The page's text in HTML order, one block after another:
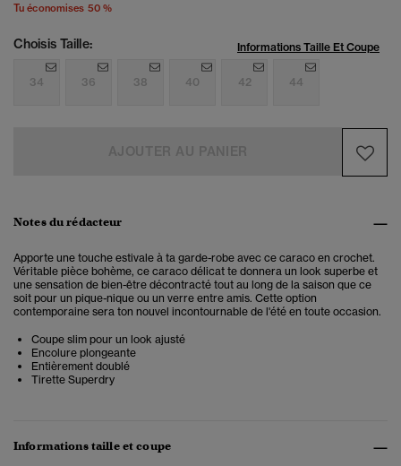
Tu économises 50 %
Choisis Taille: Informations Taille Et Coupe
34 36 38 40 42 44
Notes du rédacteur
Apporte une touche estivale à ta garde-robe avec ce caraco en crochet.
Véritable pièce bohème, ce caraco délicat te donnera un look superbe et
une sensation de bien-être décontracté tout au long de la saison que ce
soit pour un pique-nique ou un verre entre amis. Cette option
contemporaine sera ton nouvel incontournable de l'été en toute occasion.
Coupe slim pour un look ajusté
Encolure plongeante
Entièrement doublé
Tirette Superdry
Informations taille et coupe